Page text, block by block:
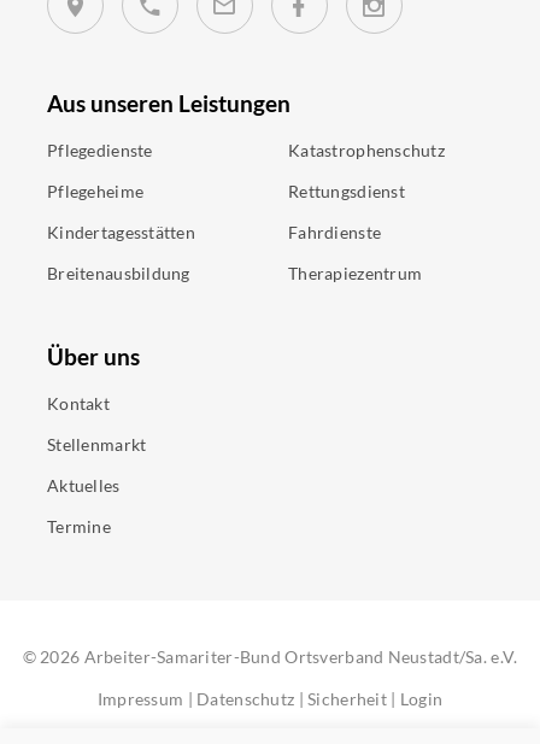
Aus unseren Leistungen
Pflegedienste
Pflegeheime
Kindertagesstätten
Breitenausbildung
Katastrophenschutz
Rettungsdienst
Fahrdienste
Therapiezentrum
Über uns
Kontakt
Stellenmarkt
Aktuelles
Termine
© 2026 Arbeiter-Samariter-Bund Ortsverband Neustadt/Sa. e.V.
Impressum | Datenschutz | Sicherheit | Login